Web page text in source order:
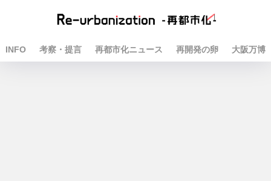
INFO 考察・提言 再都市化ニュース 再開発の卵 大阪万博